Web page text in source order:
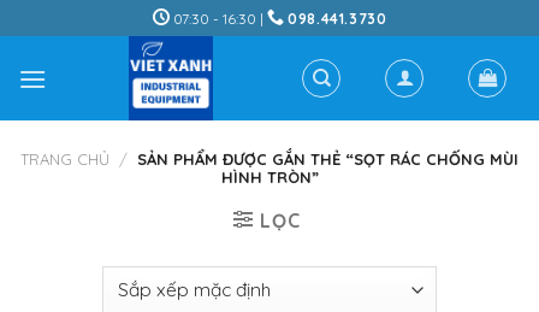
to
content
07:30 - 16:30 | 098.441.3730
TRANG CHỦ / SẢN PHẨM ĐƯỢC GẮN THẺ “SỌT RÁC CHỐNG MÙI
HÌNH TRÒN”
LỌC